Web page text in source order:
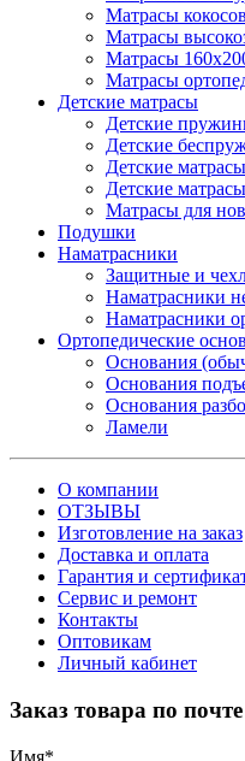
Матрасы
Матрасы
Матрасы
Матрасы
Детские матрасы
Детские
Детские
Детские
Детские
Матрасы для
Подушки
Наматрасники
Защитные и
Наматрасники
Наматрасники
Ортопедические
Основания
Основания
Основания
Ламели
О компании
ОТЗЫВЫ
Изготовление на заказ
Доставка и оплата
Гарантия и
Сервис и ремонт
Контакты
Оптовикам
Личный кабинет
Заказ товара по почте
Имя*